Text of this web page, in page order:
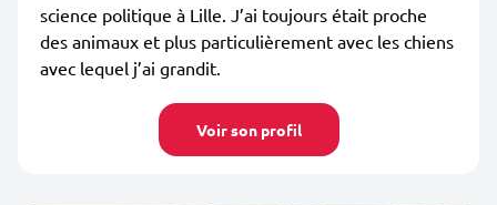
science politique à Lille. J’ai toujours était proche
des animaux et plus particulièrement avec les chiens
avec lequel j’ai grandit.
Voir son profil